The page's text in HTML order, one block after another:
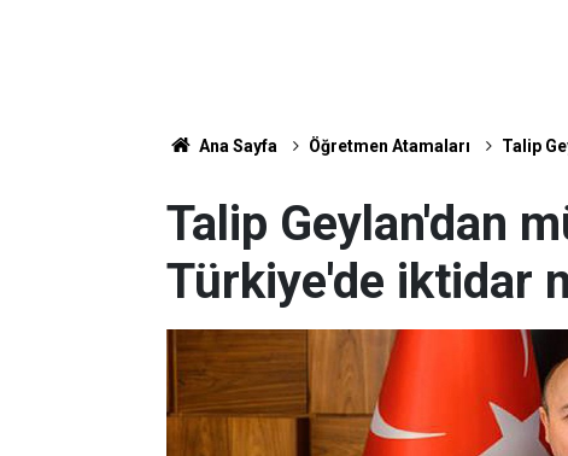
Ana Sayfa Öğretmen Atamaları Talip
Talip Geylan'dan
Türkiye'de iktidar